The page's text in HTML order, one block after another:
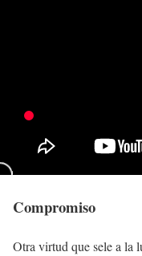
Compromiso
Otra virtud que sele a la